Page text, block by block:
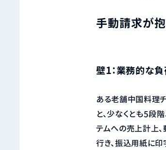
手動請求が
壁1：業務的な負
ある老舗中国料理
と、少なくとも5段
テムへの売上計上、
行き、振込用紙に印